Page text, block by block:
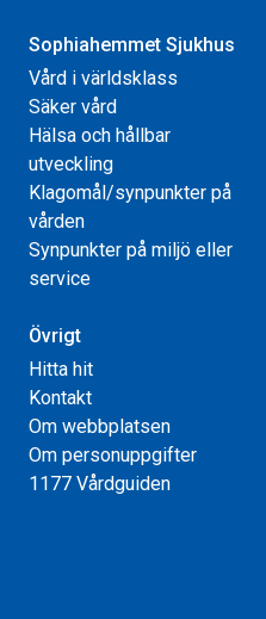
Sophiahemmet Sjukhus
Vård i världsklass
Säker vård
Hälsa och hållbar
utveckling
Klagomål/synpunkter på
vården
Synpunkter på miljö eller
service
Övrigt
Hitta hit
Kontakt
Om webbplatsen
Om personuppgifter
1177 Vårdguiden